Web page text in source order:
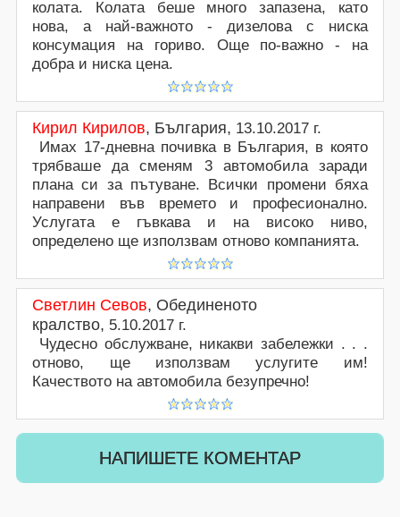
колата. Колата беше много запазена, като
нова, а най-важното - дизелова с ниска
консумация на гориво. Още по-важно - на
добра и ниска цена.
Кирил Кирилов, България, 13.10.2017 г.
Имах 17-дневна почивка в България, в която
трябваше да сменям 3 автомобила заради
плана си за пътуване. Всички промени бяха
направени във времето и професионално.
Услугата е гъвкава и на високо ниво,
определено ще използвам отново компанията.
Светлин Севов, Обединеното
кралство, 5.10.2017 г.
Чудесно обслужване, никакви забележки . . .
отново, ще използвам услугите им!
Качеството на автомобила безупречно!
НАПИШЕТЕ КОМЕНТАР